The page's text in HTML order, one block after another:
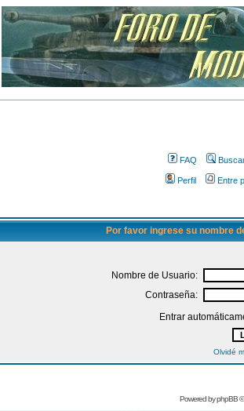
FAQ
Perfil Entre
Por favor ingrese su nombre
Nombre de Usuario:
Contraseña:
Entrar
Olvidé
Powered byphpBB©